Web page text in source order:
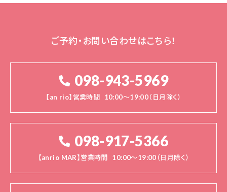
ご予約・お問い合わせはこちら！
098-943-5969
【an rio】営業時間 10:00～19:00（日月除く）
098-917-5366
【anrio MAR】営業時間 10:00～19:00（日月除く）